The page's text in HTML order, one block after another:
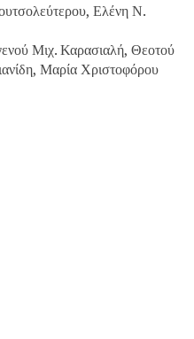
Ελένη Ν.
Μιχ. Καρασιαλή, Θεοτού
Μαρία Χριστοφόρου